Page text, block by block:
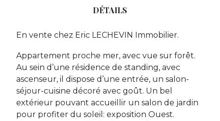
DÉTAILS
En vente chez Eric LECHEVIN Immobilier.
Appartement proche mer, avec vue sur forêt.
Au sein d’une résidence de standing, avec
ascenseur, il dispose d’une entrée, un salon-
séjour-cuisine décoré avec goût. Un bel
extérieur pouvant accueillir un salon de jardin
pour profiter du soleil: exposition Ouest.